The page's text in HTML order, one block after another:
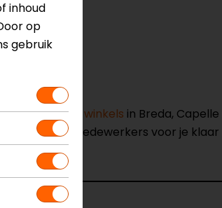
één vanonze winkels in Breda,
verkoopmedewerkers voor je klaar
inhoud
op
gebruik